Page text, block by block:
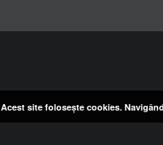
Acest site foloseşte cookies.